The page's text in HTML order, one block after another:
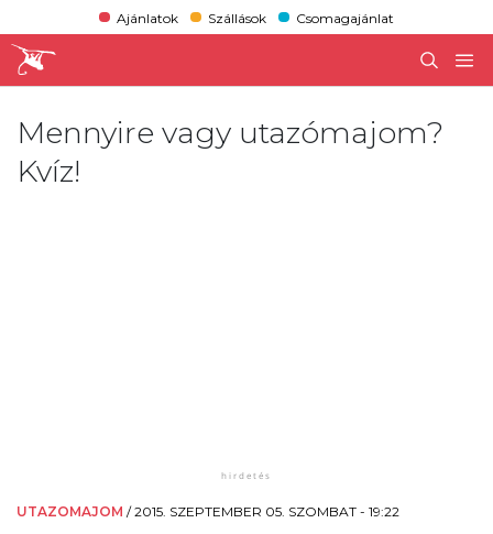
Ajánlatok Szállások Csomagajánlat
Mennyire vagy utazómajom?
Kvíz!
UTAZOMAJOM /2015. SZEPTEMBER 05. SZOMBAT - 19:22